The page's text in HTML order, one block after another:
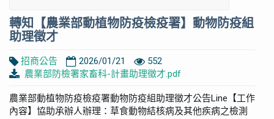
轉知【農業部動植物防疫檢疫署】動物防疫組
助理徵才
招商公告 2026/01/21
552
農業部防檢署家畜科-計畫助理徵才.pdf
農業部動植物防疫檢疫署動物防疫組助理徵才公告Line【工作
內容】協助承辦人辦理：草食動物結核病及其他疾病之檢測